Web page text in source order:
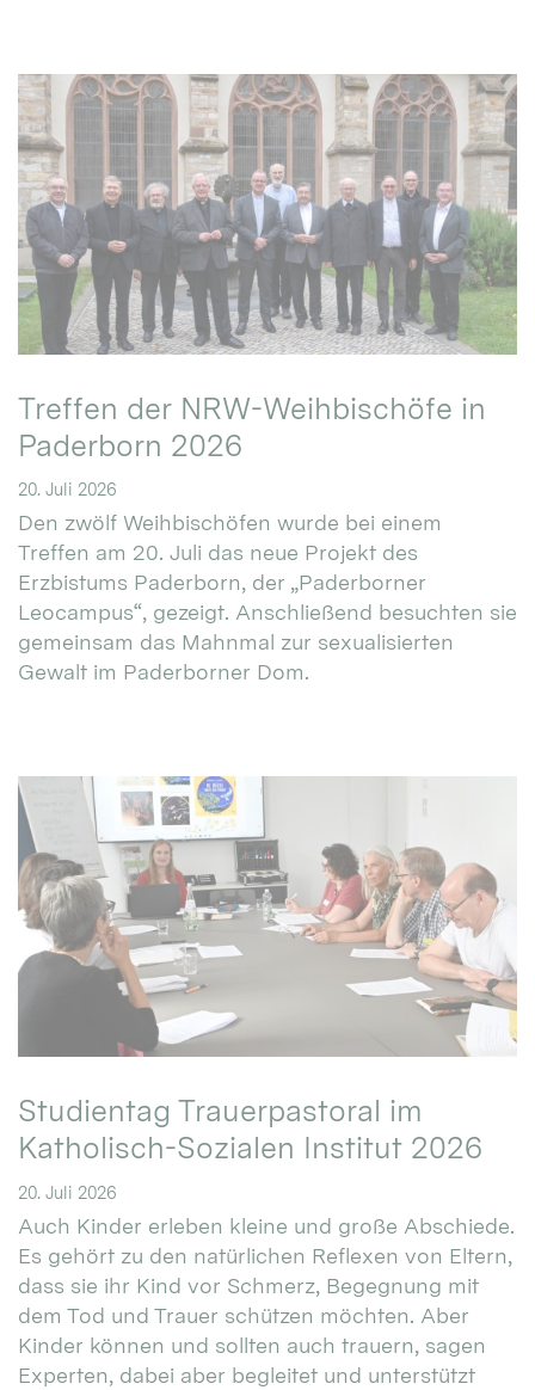
Treffen der NRW-Weihbischöfe in
Paderborn 2026
20. Juli 2026
Den zwölf Weihbischöfen wurde bei einem
Treffen am 20. Juli das neue Projekt des
Erzbistums Paderborn, der „Paderborner
Leocampus“, gezeigt. Anschließend besuchten sie
gemeinsam das Mahnmal zur sexualisierten
Gewalt im Paderborner Dom.
Studientag Trauerpastoral im
Katholisch-Sozialen Institut 2026
20. Juli 2026
Auch Kinder erleben kleine und große Abschiede.
Es gehört zu den natürlichen Reflexen von Eltern,
dass sie ihr Kind vor Schmerz, Begegnung mit
dem Tod und Trauer schützen möchten. Aber
Kinder können und sollten auch trauern, sagen
Experten, dabei aber begleitet und unterstützt